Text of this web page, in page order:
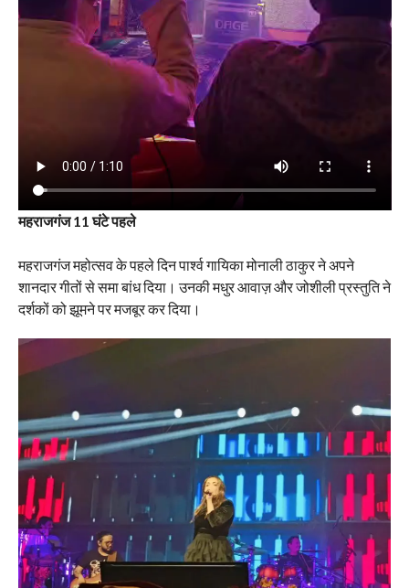
महराजगंज 11 घंटे पहले
महराजगंज महोत्सव के पहले दिन पार्श्व गायिका मोनाली ठाकुर ने अपने
शानदार गीतों से समा बांध दिया। उनकी मधुर आवाज़ और जोशीली प्रस्तुति ने
दर्शकों को झूमने पर मजबूर कर दिया।